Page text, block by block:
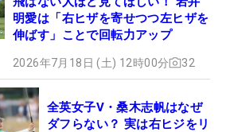
明愛は「右ヒザを寄せつつ左ヒザを
伸ばす」ことで回転力アップ
2026年7月18日 (土) 12時00分 32
全英女子V・桑木志帆はなぜ
ダフらない？ 実は右ヒジをリ